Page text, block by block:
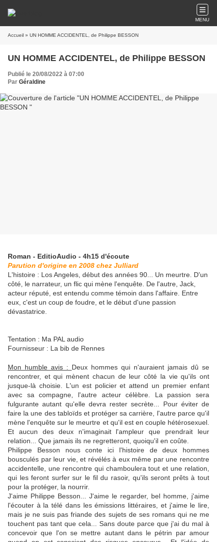
MENU
Accueil » UN HOMME ACCIDENTEL, de Philippe BESSON
UN HOMME ACCIDENTEL, de Philippe BESSON
Publié le 20/08/2022 à 07:00
Par Géraldine
Roman - EditioAudio - 4h15 d'écoute
Parution d'origine en 2008 chez Julliard
L'histoire : Los Angeles, début des années 90... Un meurtre. D'un
côté, le narrateur, un flic qui mène l'enquête. De l'autre, Jack,
acteur réputé, est entendu comme témoin dans l'affaire. Entre
eux, c'est un coup de foudre, et le début d'une passion
dévastatrice.
Tentation : Ma PAL audio
Fournisseur : La bib de Rennes
Mon humble avis : Deux hommes qui n'auraient jamais dû se
rencontrer, et qui mènent chacun de leur côté la vie qu'ils ont
jusque-là choisie. L'un est policier et attend un premier enfant
avec sa compagne, l'autre acteur célèbre. La passion sera
fulgurante autant qu'elle devra rester secrète... Pour éviter de
faire la une des tabloïds et protéger sa carrière, l'autre parce qu'il
mène l'enquête sur le meurtre et qu'il est en couple hétérosexuel.
Et aucun des deux n'imaginait l'ampleur que prendrait leur
relation... Que jamais ils ne regretteront, quoiqu'il en coûte.
Philippe Besson nous conte ici l'histoire de deux hommes
bousculés par leur vie, et révélés à eux même par une rencontre
accidentelle, une rencontre qui chamboulera tout et une relation,
qui les feront surfer sur le fil du rasoir, qu'ils seront prêts à tout
pour la protéger, la nourrir.
J'aime Philippe Besson... J'aime le regarder, bel homme, j'aime
l'écouter à la télé dans les émissions littéraires, et j'aime le lire,
mais je ne suis pas friande des sujets de ses romans qui ne me
touchent pas tant que cela... Sans doute parce que j'ai du mal à
concevoir que l'on se mettre autant dans le pétrin par amour